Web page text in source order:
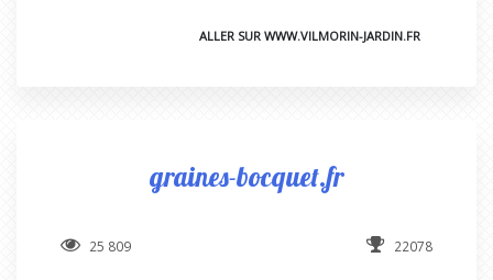
ALLER SUR WWW.VILMORIN-JARDIN.FR
graines-bocquet.fr
25 809 22078